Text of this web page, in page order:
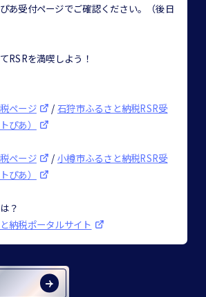
あ受付ページでご確認ください。（後日
RSRを満喫しよう！
ページ
/ 石狩市ふるさと納税RSR受
ぴあ）
ページ
/ 小樽市ふるさと納税RSR受
ぴあ）
？
納税ポータルサイト